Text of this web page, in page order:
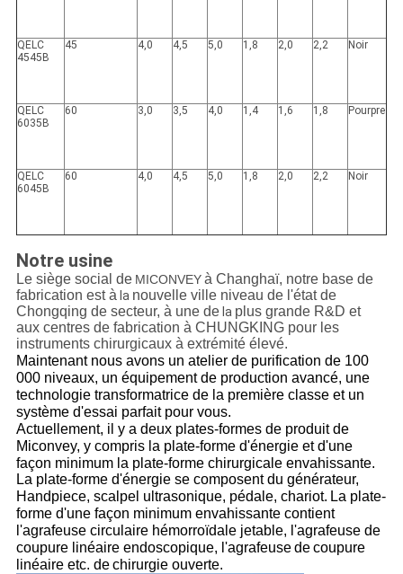
QELC
4545B
45 4,0 4,5 5,0 1,8 2,0 2,2 Noir
QELC
6035B
60 3,0 3,5 4,0 1,4 1,6 1,8 Pourpre
QELC
6045B
60 4,0 4,5 5,0 1,8 2,0 2,2 Noir
Notre usine
Le siège social de MICONVEYà Changhaï, notre base de
fabrication est àla nouvelle ville niveau de l'état de
Chongqing de secteur, à une dela plus grande R&D et
aux centres de fabrication à CHUNGKING pour les
instruments chirurgicaux à extrémité élevé.
Maintenant nous avons un atelier de purification de 100
000 niveaux, un équipement de production avancé, une
technologie transformatrice de la première classe et un
système d'essai parfait pour vous.
Actuellement, il y a deux plates-formes de produit de
Miconvey, y compris la plate-forme d'énergie etd'une
façon minimum la plate-forme chirurgicale envahissante.
La plate-forme d'énergie se composent du générateur,
Handpiece, scalpel ultrasonique, pédale, chariot. La plate-
forme d'une façon minimum envahissante contient
l'agrafeuse circulaire hémorroïdale jetable, l'agrafeuse de
coupure linéaire endoscopique, l'agrafeusedecoupure
linéaire etc. dechirurgie ouverte.